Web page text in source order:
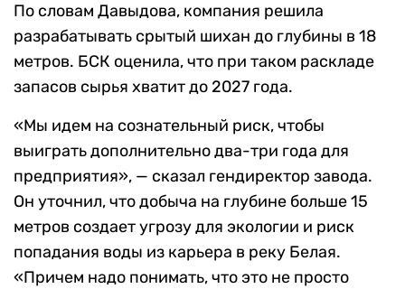
По словам Давыдова, компания решила
разрабатывать срытый шихан до глубины в 18
метров. БСК оценила, что при таком раскладе
запасов сырья хватит до 2027 года.
«Мы идем на сознательный риск, чтобы
выиграть дополнительно два-три года для
предприятия», — сказал гендиректор завода.
Он уточнил, что добыча на глубине больше 15
метров создает угрозу для экологии и риск
попадания воды из карьера в реку Белая.
«Причем надо понимать, что это не просто